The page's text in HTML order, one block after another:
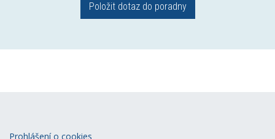
Položit dotaz do poradny
Prohlášení o cookies